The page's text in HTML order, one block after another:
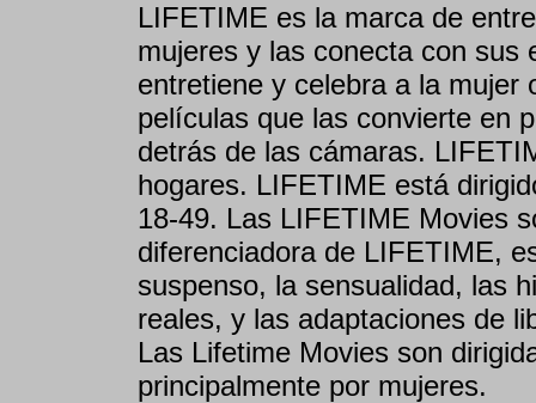
LIFETIME es la marca de
mujeres y las conecta con sus
entretiene y celebra a la mujer
películas que las convierte en
detrás de las cámaras.
hogares. LIFETIME está
18-49. Las LIFETIME Movies
diferenciadora de LIFETIME,
suspenso, la sensualidad, las
reales, y las adaptaciones de
Las Lifetime Movies son
principalmente por mujeres.